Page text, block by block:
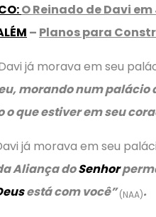
:O Reinado de Davi
– Planos para
já morava em seu
morando num palácio
o que estiver em seu
já morava em seu
Aliança doSenhor
está com você”(NAA).